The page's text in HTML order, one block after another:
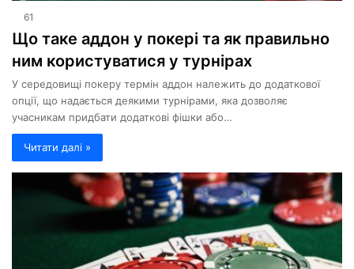
61
Що таке аддон у покері та як правильно
ним користуватися у турнірах
У середовищі покеру термін аддон належить до додаткової
опції, що надається деякими турнірами, яка дозволяє
учасникам придбати додаткові фішки або…
Читати далі »